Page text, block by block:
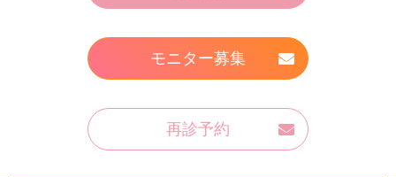
モニター募集
再診予約